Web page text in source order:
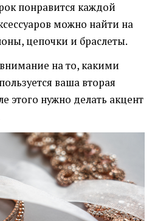
понравится каждой
можно найти на
цепочки и браслеты.
на то, какими
ваша вторая
этого нужно делать акцент